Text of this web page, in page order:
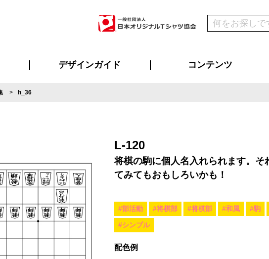
て
デザインガイド コンテンツ
h_36
L-120
将棋の駒に個人名入れられます。そ
てみてもおもしろいかも！
#部活動 #将棋部 #将棋部 #和風 #駒
#シンプル
配色例